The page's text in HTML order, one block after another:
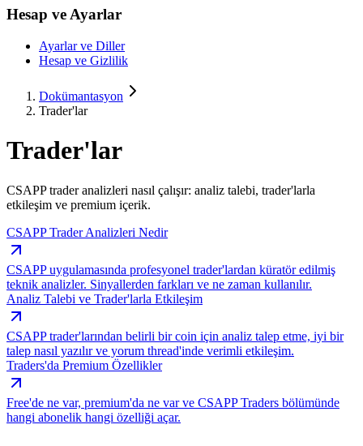
Hesap ve Ayarlar
Ayarlar ve Diller
Hesap ve Gizlilik
Dokümantasyon
Trader'lar
Trader'lar
CSAPP trader analizleri nasıl çalışır: analiz talebi, trader'larla
etkileşim ve premium içerik.
CSAPP Trader Analizleri Nedir
CSAPP uygulamasında profesyonel trader'lardan küratör edilmiş
teknik analizler. Sinyallerden farkları ve ne zaman kullanılır.
Analiz Talebi ve Trader'larla Etkileşim
CSAPP trader'larından belirli bir coin için analiz talep etme, iyi bir
talep nasıl yazılır ve yorum thread'inde verimli etkileşim.
Traders'da Premium Özellikler
Free'de ne var, premium'da ne var ve CSAPP Traders bölümünde
hangi abonelik hangi özelliği açar.